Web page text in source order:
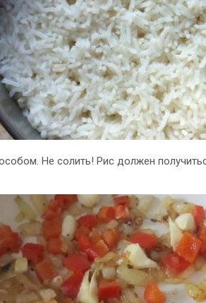
Не солить! Рис должен